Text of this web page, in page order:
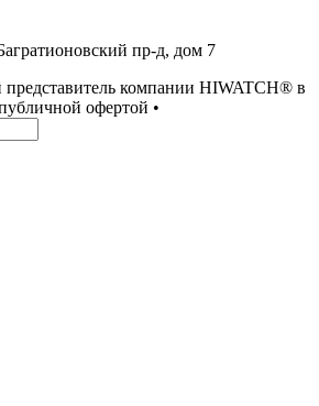
пр-д, дом 7
компании HIWATCH® в
офертой •